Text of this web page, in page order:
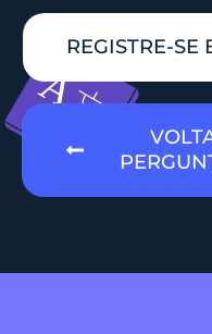
REGISTRE-SE